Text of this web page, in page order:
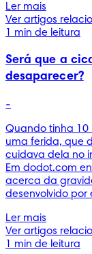
Ler mais
Ver artigos
1 min de leitura
Será que a
desaparecer?
-
Quando tinha 10
uma ferida, que
cuidava dela no
Em dodot.com
acerca da
desenvolvido por
Ler mais
Ver artigos
1 min de leitura